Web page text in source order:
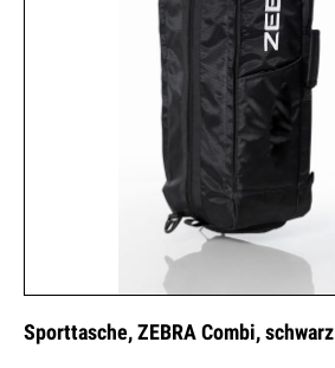
Sporttasche, ZEBRA Combi, schwarz